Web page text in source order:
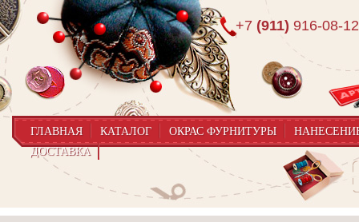
+7 (911) 916-08-12
ГЛАВНАЯ КАТАЛОГ ОКРАС ФУРНИТУРЫ
ДОСТАВКА